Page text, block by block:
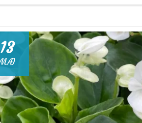
beautés…
13